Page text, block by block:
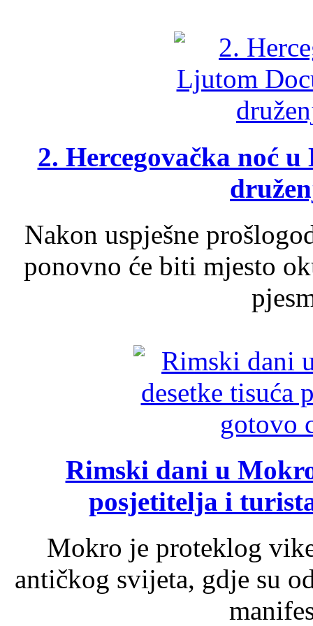
2. Hercegovačka noć
Nakon uspješne
ponovno će biti mjesto
Rimski dani u
posjetitelja i
Mokro je proteklog
antičkog svijeta, gdje su